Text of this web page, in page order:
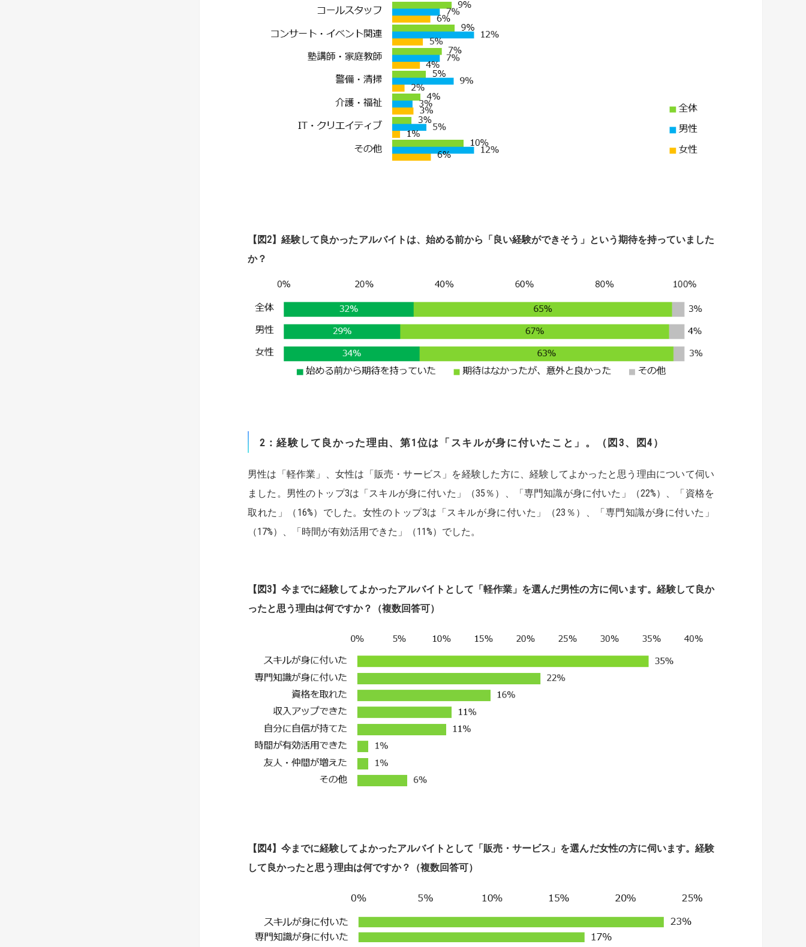
【 図2】経験して良かったアルバイト は、始める前から「良い経験ができそう」という期待を持っていました
か？
2 ：経験して良かった理由、第1 位は「スキルが身に付いたこと 」 。（図3、 図4）
男性は「軽作業」、女性は「販売・サービス」を経験した方に、経験してよかったと思う理由について伺い
ました。男性のトップ3は「スキルが身に付いた」（35％）、「専門知識が身に付いた」（22%）、「資格を
取れた」（16%）でした。女性のトップ3は「スキルが身に付いた」（23％）、「専門知識が身に付いた」
（17%）、「時間が有効活用できた」（11%）でした。
【 図3】今までに経験してよかったアルバイトとして「軽作業」を選んだ男性の方に伺います。 経験して良か
ったと思う理由は何ですか？（複数回答可）
【 図4】今までに経験してよかったアルバイトとして「販売・サービス」を選んだ女性の方に伺います。 経験
して良かったと思う理由は何ですか？（複数回答可）